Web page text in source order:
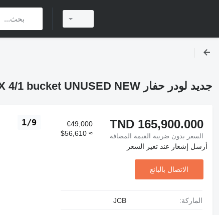
جديد لودر حفار JCB 3DX 3CX 4/1 bucket UNUSED NEW
1/9 TND 165,900.000
السعر بدون ضريبة القيمة المضافة
€49,000
≈ $56,610
أرسل إشعار عند تغير السعر
الاتصال بالبائع
الماركة: JCB